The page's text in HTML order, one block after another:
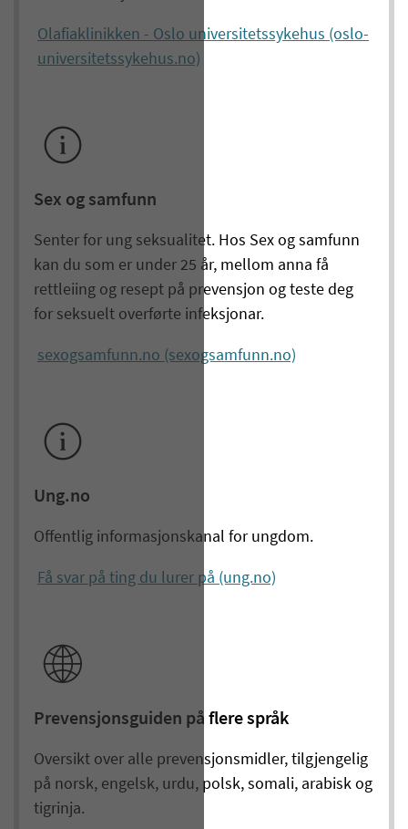
Olafiaklinikken - Oslo universitetssykehus (oslo-
universitetssykehus.no)
Sex og samfunn
Senter for ung seksualitet. Hos Sex og samfunn
kan du som er under 25 år, mellom anna få
rettleiing og resept på prevensjon og teste deg
for seksuelt overførte infeksjonar.
sexogsamfunn.no (sexogsamfunn.no)
Ung.no
Offentlig informasjonskanal for ungdom.
Få svar på ting du lurer på (ung.no)
Prevensjonsguiden på flere språk
Oversikt over alle prevensjonsmidler, tilgjengelig
på norsk, engelsk, urdu, polsk, somali, arabisk og
tigrinja.